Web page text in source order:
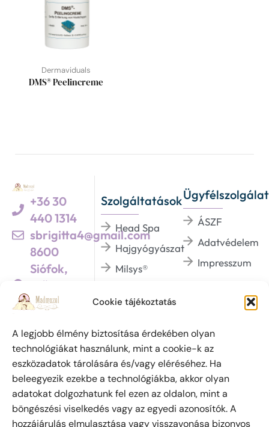
Cookie tájékoztatás
A legjobb élmény biztosítása érdekében olyan
technológiákat használunk, mint a cookie-k az
eszközadatok tárolására és/vagy eléréséhez. Ha
beleegyezik ezekbe a technológiákba, akkor olyan
adatokat dolgozhatunk fel ezen az oldalon, mint a
böngészési viselkedés vagy az egyedi azonosítók. A
hozzájárulás elmulasztása vagy visszavonása bizonyos
Dermaviduals
DMS® Peelincreme
+36 30
440 1314
sbrigitta4@gmail.com
8600
Siófok,
Szűcs u. 5.
/Üzletek háza 1.
emeletén/
Szolgáltatások
Head Spa
Hajgyógyászat
Milsys®
BHSYS®
Ügyfélszolgálat
ÁSZF
Adatvédelem
Impresszum
Szabadalmi védjegy oltalom alatt áll. (azonosító
szám: 223 798) Az oldalon megjelent írásokat és
fényképeket a szerzői jogról szóló 1999. évi LXXVI.
törvény értelmében Csanádyné Soós Brigitta